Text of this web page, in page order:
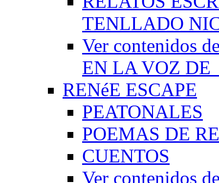
TENLLADO
Ver contenidos
EN LA VOZ DE
RENéE ESCAPE
PEATONALES
POEMAS DE
CUENTOS
Ver contenidos